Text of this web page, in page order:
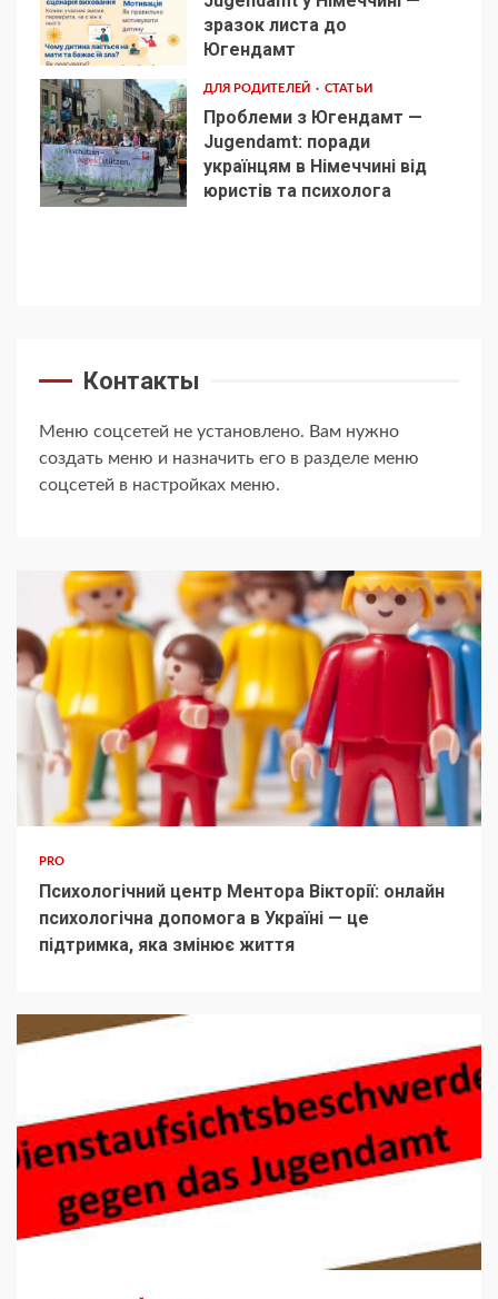
4
зразок листа до
Югендамт
5
ДЛЯ РОДИТЕЛЕЙ СТАТЬИ
Проблеми з Югендамт —
Jugendamt: поради
українцям в Німеччині від
юристів та психолога
Контакты
Меню соцсетей не установлено. Вам нужно
создать меню и назначить его в разделе меню
соцсетей в настройках меню.
PRO
Психологічний центр Ментора Вікторії: онлайн
психологічна допомога в Україні — це
підтримка, яка змінює життя